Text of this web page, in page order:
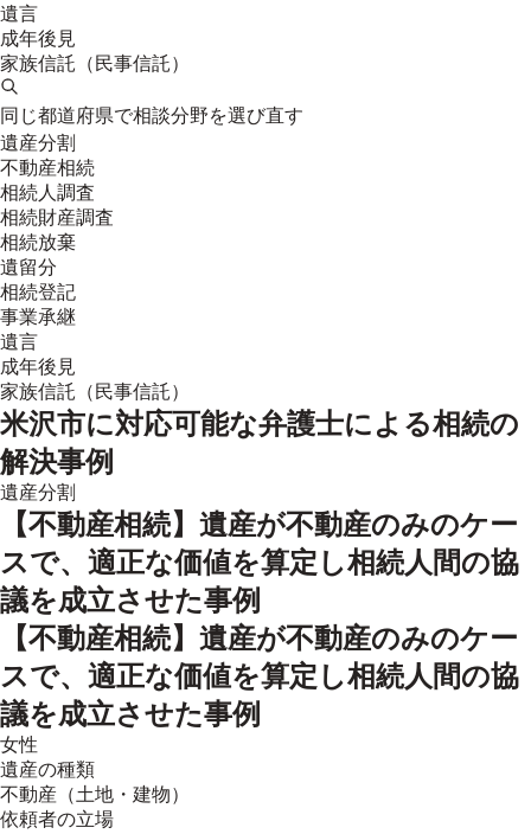
遺言
成年後見
家族信託（民事信託）
同じ都道府県で相談分野を選び直す
遺産分割
不動産相続
相続人調査
相続財産調査
相続放棄
遺留分
相続登記
事業承継
遺言
成年後見
家族信託（民事信託）
米沢市に対応可能な弁護士による相続の
解決事例
遺産分割
【不動産相続】遺産が不動産のみのケー
スで、適正な価値を算定し相続人間の協
議を成立させた事例
【不動産相続】遺産が不動産のみのケー
スで、適正な価値を算定し相続人間の協
議を成立させた事例
女性
遺産の種類
不動産（土地・建物）
依頼者の立場